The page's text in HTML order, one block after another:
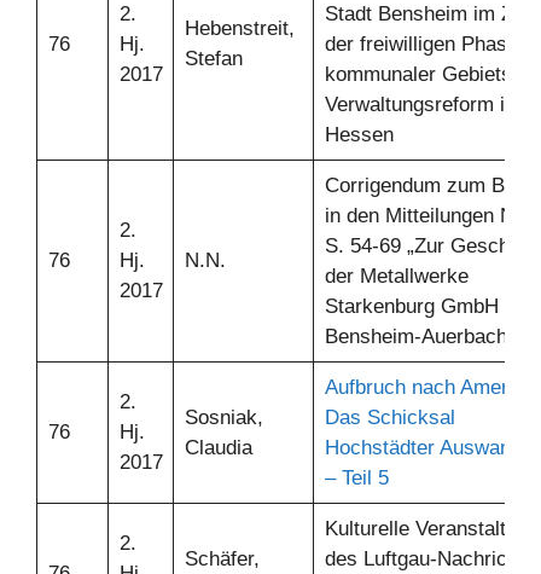
76
2.
Hj.
2017
Hebenstreit,
Stefan
Stadt Bensheim im
der freiwilligen Phase
kommunaler Gebiets-
Verwaltungsreform in
Hessen
76
2.
Hj.
2017
N.N.
Corrigendum zum
in den Mitteilungen Nr.
S. 54-69 „Zur
der Metallwerke
Starkenburg GmbH in
Bensheim-Auerbach“
76
2.
Hj.
2017
Sosniak,
Claudia
Aufbruch nach Amerika.
Das Schicksal
Hochstädter
– Teil 5
2.
Schäfer,
Kulturelle
des Luftgau-